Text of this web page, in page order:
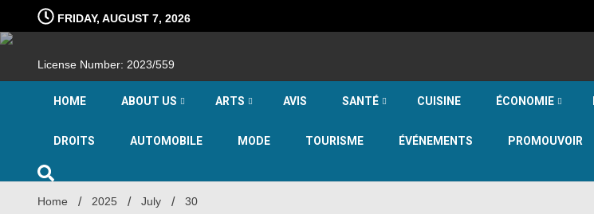
content
FRIDAY, AUGUST 7, 2026
License Number: 2023/559
HOME ABOUT US ARTS AVIS SANTÉ CUISINE ÉCONOMIE
DROITS AUTOMOBILE MODE TOURISME ÉVÉNEMENTS PROMOUVOIR
Home 2025 July 30